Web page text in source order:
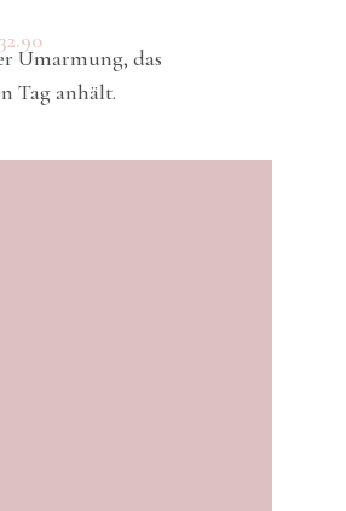
32.90
Umarmung, das
Tag anhält.